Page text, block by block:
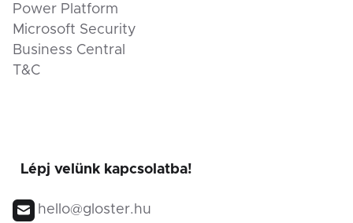
Power Platform
Microsoft Security
Business Central
T&C
Lépj velünk kapcsolatba!
hello@gloster.hu